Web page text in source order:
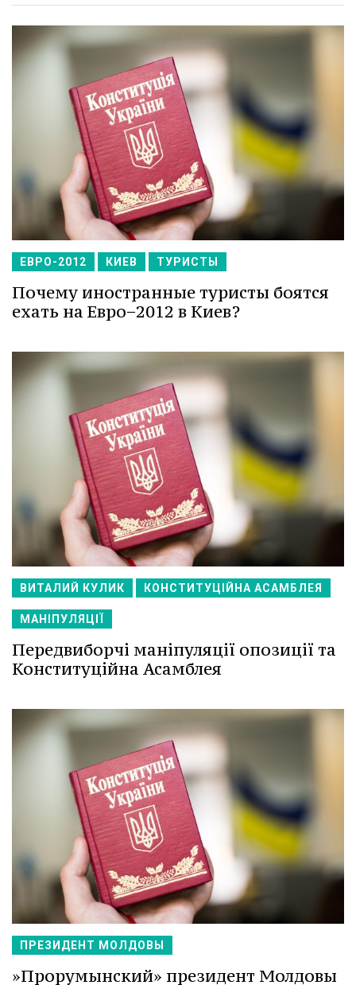
ЕВРО-2012 КИЕВ ТУРИСТЫ
Почему иностранные туристы боятся
ехать на Евро−2012 в Киев?
ВИТАЛИЙ КУЛИК КОНСТИТУЦІЙНА АСАМБЛЕЯ
МАНІПУЛЯЦІЇ
Передвиборчі маніпуляції опозиції та
Конституційна Асамблея
ПРЕЗИДЕНТ МОЛДОВЫ
»Прорумынский» президент Молдовы